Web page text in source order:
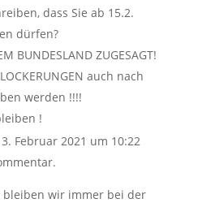
dass Sie ab 15.2.
dürfen?
BUNDESLAND ZUGESAGT!
auch nach
werden !!!!
!
Februar 2021 um 10:22
bleiben wir immer bei der